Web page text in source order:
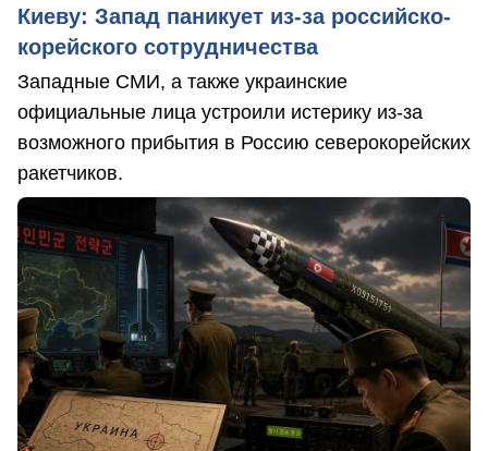
Киеву: Запад паникует из-за российско-
корейского сотрудничества
Западные СМИ, а также украинские
официальные лица устроили истерику из-за
возможного прибытия в Россию северокорейских
ракетчиков.